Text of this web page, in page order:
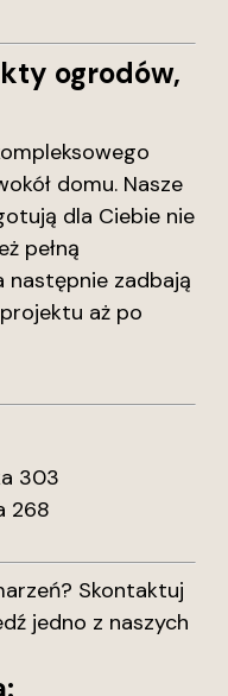
ogrodów,
domu. Nasze
dla Ciebie nie
pełną
następnie zadbają
aż po
303
268
Skontaktuj
jedno z naszych